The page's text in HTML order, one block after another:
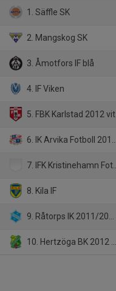
1. Säffle SK
2. Mangskog SK
3. Åmotfors IF blå
4. IF Viken
5. FBK Karlstad 2012 vit
6. IK Arvika Fotboll 2012 blå
7. IFK Kristinehamn Fotboll 2011 grön
8. Kila IF
9. Råtorps IK 2011/2012 blå
10. Hertzöga BK 2012 gul